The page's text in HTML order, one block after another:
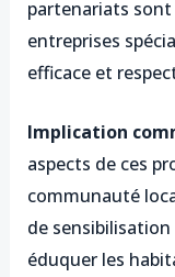
partenariats sont
entreprises
efficace et
Implication
aspects de ces
communauté
de
éduquer les